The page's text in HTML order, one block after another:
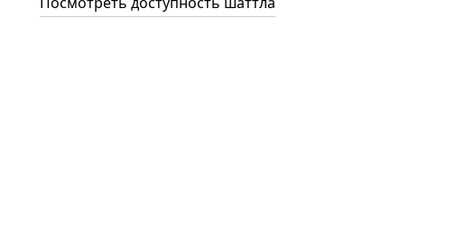
Посмотреть доступность шаттла